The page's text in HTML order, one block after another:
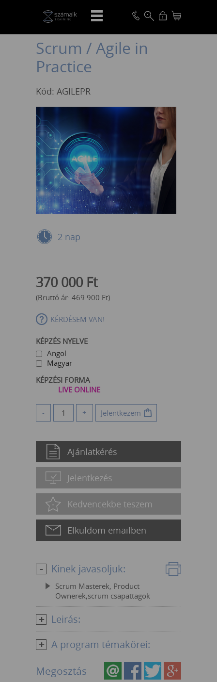
VISSZA
Scrum / Agile in
Practice
Kód: AGILEPR
2 nap
370 000 Ft
(Bruttó ár: 469 900 Ft)
KÉRDÉSEM VAN!
KÉPZÉS NYELVE
Angol
Magyar
KÉPZÉSI FORMA
LIVE ONLINE
- + Jelentkezem
Ajánlatkérés
Jelentkezés
Kedvencekbe teszem
Elküldöm emailben
Kinek javasoljuk:
Scrum Masterek, Product
Ownerek,scrum csapattagok
Leirás:
A program témakörei:
Megosztás